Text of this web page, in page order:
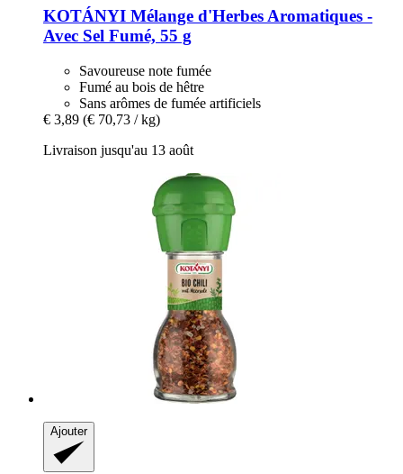
KOTÁNYI Mélange d'Herbes Aromatiques -​
Avec Sel Fumé, 55 g
Savoureuse note fumée
Fumé au bois de hêtre
Sans arômes de fumée artificiels
€ 3,89 (€ 70,73 / kg)
Livraison jusqu'au 13 août
Ajouter